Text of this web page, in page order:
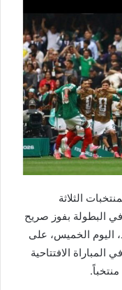
الثلاثة
2026، مشاركته في البطولة بفوز صريح
اليوم الخميس، على
الافتتاحية